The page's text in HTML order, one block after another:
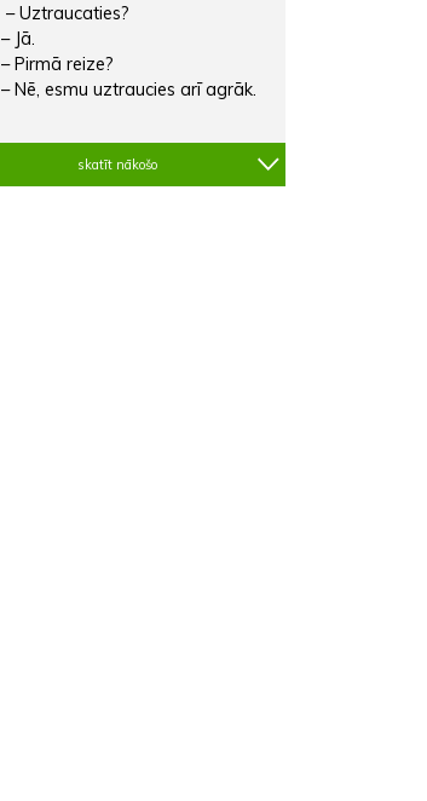
– Uztraucaties?
– Jā.
– Pirmā reize?
– Nē, esmu uztraucies arī agrāk.
skatīt nākošo